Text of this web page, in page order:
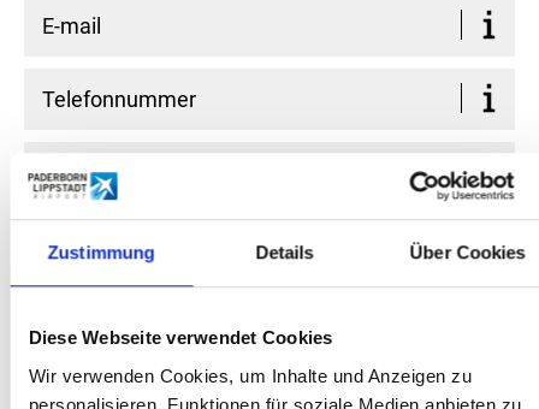
Zustimmung Details Über Cookies
Diese Webseite verwendet Cookies
Wir verwenden Cookies, um Inhalte und Anzeigen zu
personalisieren, Funktionen für soziale Medien anbieten zu
Dateien hinzufügen
Hier können Sie Dokumente zu Ihrer
Sicherheitsmeldung hinzufügen. Es sind folgende